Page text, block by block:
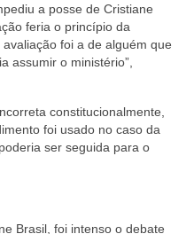
a posse de Cristiane
feria o princípio da
foi a de alguém que
assumir o ministério”,
constitucionalmente,
foi usado no caso da
ser seguida para o
Brasil, foi intenso o debate